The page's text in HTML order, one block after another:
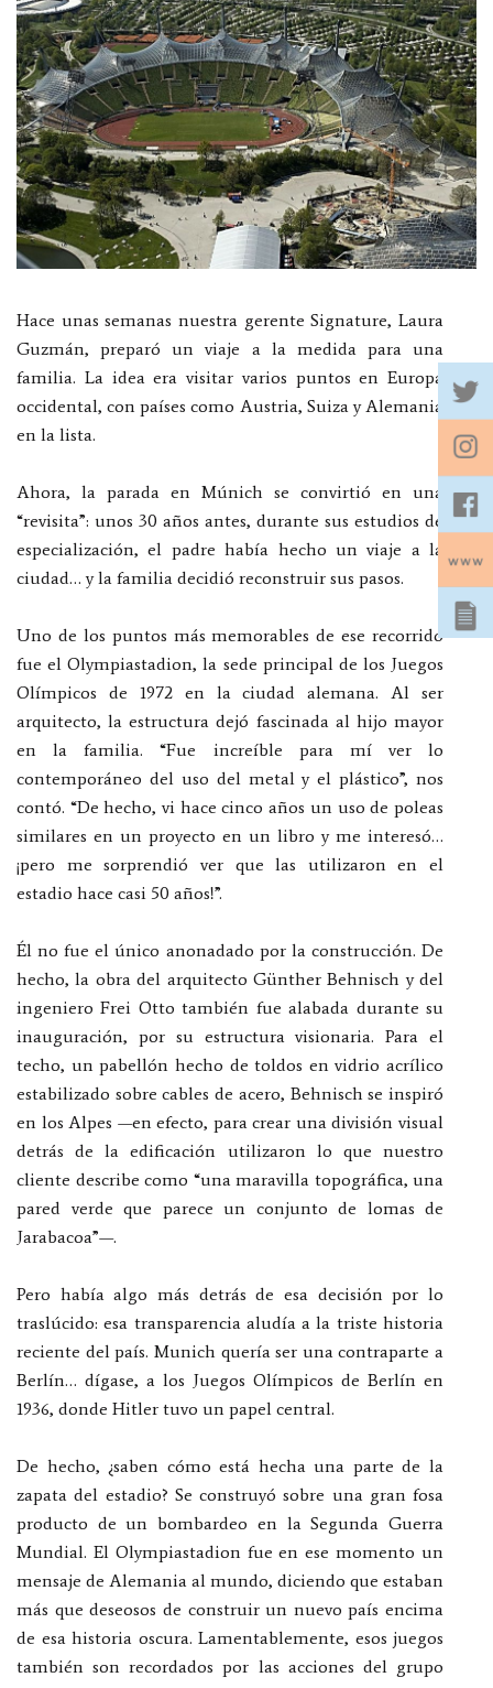
Hace unas semanas nuestra gerente Signature, Laura
Guzmán, preparó un viaje a la medida para una
familia. La idea era visitar varios puntos en Europa
occidental, con países como Austria, Suiza y Alemania
en la lista.
Ahora, la parada en Múnich se convirtió en una
“revisita”: unos 30 años antes, durante sus estudios de
especialización, el padre había hecho un viaje a la
ciudad… y la familia decidió reconstruir sus pasos.
Uno de los puntos más memorables de ese recorrido
fue el Olympiastadion, la sede principal de los Juegos
Olímpicos de 1972 en la ciudad alemana. Al ser
arquitecto, la estructura dejó fascinada al hijo mayor
en la familia. “Fue increíble para mí ver lo
contemporáneo del uso del metal y el plástico”, nos
contó. “De hecho, vi hace cinco años un uso de poleas
similares en un proyecto en un libro y me interesó…
¡pero me sorprendió ver que las utilizaron en el
estadio hace casi 50 años!”.
Él no fue el único anonadado por la construcción. De
hecho, la obra del arquitecto Günther Behnisch y del
ingeniero Frei Otto también fue alabada durante su
inauguración, por su estructura visionaria. Para el
techo, un pabellón hecho de toldos en vidrio acrílico
estabilizado sobre cables de acero, Behnisch se inspiró
en los Alpes —en efecto, para crear una división visual
detrás de la edificación utilizaron lo que nuestro
cliente describe como “una maravilla topográfica, una
pared verde que parece un conjunto de lomas de
Jarabacoa”—.
Pero había algo más detrás de esa decisión por lo
traslúcido: esa transparencia aludía a la triste historia
reciente del país. Munich quería ser una contraparte a
Berlín… dígase, a los Juegos Olímpicos de Berlín en
1936, donde Hitler tuvo un papel central.
De hecho, ¿saben cómo está hecha una parte de la
zapata del estadio? Se construyó sobre una gran fosa
producto de un bombardeo en la Segunda Guerra
Mundial. El Olympiastadion fue en ese momento un
mensaje de Alemania al mundo, diciendo que estaban
más que deseosos de construir un nuevo país encima
de esa historia oscura. Lamentablemente, esos juegos
también son recordados por las acciones del grupo